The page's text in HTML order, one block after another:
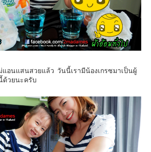
อนแสนสวยแล้ว วันนี้เรามีน้องเกรซมาเป็นผู้
ด้วยนะครับ